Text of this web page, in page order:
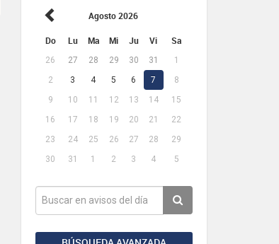
Agosto 2026
Do Lu Ma Mi Ju Vi Sa
26 27 28 29 30 31
1
2
3 4 5 6 7
8
9
10 11 12 13 14
15
16
17 18 19 20 21
22
23
24 25 26 27 28
29
30
31 1 2 3 4 5